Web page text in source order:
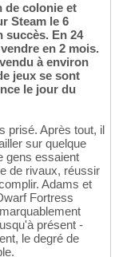
de colonie et
Steam le 6
succès. En 24
en 2 mois.
à environ
jeux se sont
le jour du
prisé. Après tout, il
sur quelque
gens essaient
de rivaux, réussir
Adams et
Fortress
présent -
le degré de